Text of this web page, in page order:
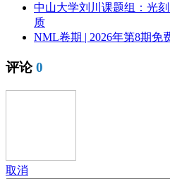
中山大学刘川课题组：光
质
NML卷期 | 2026年第8期免
评论0
取消